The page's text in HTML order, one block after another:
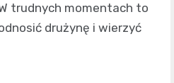
trudnych momentach to
drużynę i wierzyć